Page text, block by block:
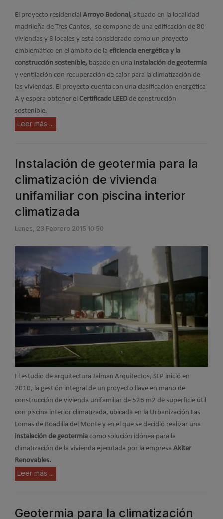
El proyecto residencial Arroyo Bodonal, situado en la localidad
madrileña de Tres Cantos, se compone de una edificación de 80
viviendas y 8 locales y está considerado como un proyecto
emblemático en el ámbito de la eficiencia energética y la
construcción sostenible, basado en una instalación de geotermia
y ventilación con recuperación de calor para la climatización de
las viviendas. El proyecto cuenta con una clasificación energética
A y espera obtener el Certificado LEED de construcción
sostenible.
Leer más ...
Instalación de geotermia para la
climatización de vivienda
unifamiliar con piscina interior
climatizada
Lunes, 23 Febrero 2015 10:50
El estudio de arquitectura Jalman Arquitectos, SLP inició en
2010, la gestión integral de un proyecto llave en mano de
construcción de vivienda unifamiliar de 526 m2 de superficie útil
con piscina interior climatizada, ubicada en la Urbanización Las
Lomas de Boadilla del Monte y en el que se decidió realizar una
instalación de geotermia como solución idónea para la
climatización de la vivienda ejecutada por la empresa Akiter
Renovables.
Leer más ...
Geotermia para la climatización